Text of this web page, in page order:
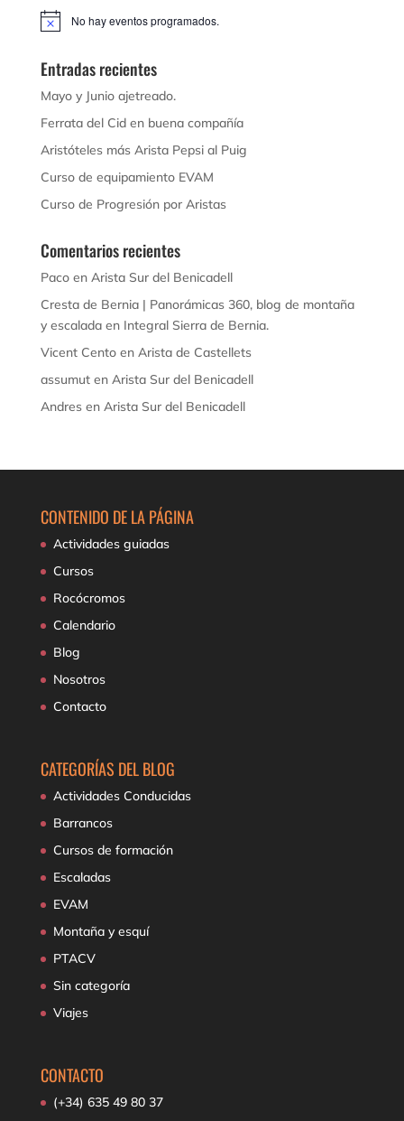
Aviso No hay eventos programados.
Entradas recientes
Mayo y Junio ajetreado.
Ferrata del Cid en buena compañía
Aristóteles más Arista Pepsi al Puig
Curso de equipamiento EVAM
Curso de Progresión por Aristas
Comentarios recientes
Pacoen Arista Sur del Benicadell
Cresta de Bernia | Panorámicas 360, blog de montaña
y escaladaen Integral Sierra de Bernia.
Vicent Centoen Arista de Castellets
assumuten Arista Sur del Benicadell
Andresen Arista Sur del Benicadell
CONTENIDO DE LA PÁGINA
Actividades guiadas
Cursos
Rocócromos
Calendario
Blog
Nosotros
Contacto
CATEGORÍAS DEL BLOG
Actividades Conducidas
Barrancos
Cursos de formación
Escaladas
EVAM
Montaña y esquí
PTACV
Sin categoría
Viajes
CONTACTO
(+34) 635 49 80 37